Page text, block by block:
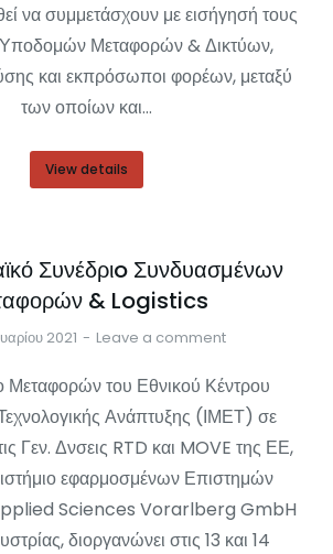
να συμμετάσχουν με εισήγησή τους
Μεταφορών & Δικτύων,
και εκπρόσωποι φορέων, μεταξύ
των οποίων και…
View details
Συνέδριo Συνδυασμένων
& Logistics
2021 Leave a comment
Μεταφορών του Εθνικού Κέντρου
Ανάπτυξης (ΙΜΕΤ) σε
Γεν. Δνσεις RTD και MOVE της ΕΕ,
εφαρμοσμένων Επιστημών
Sciences Vorarlberg GmbH
διοργανώνει στις 13 και 14